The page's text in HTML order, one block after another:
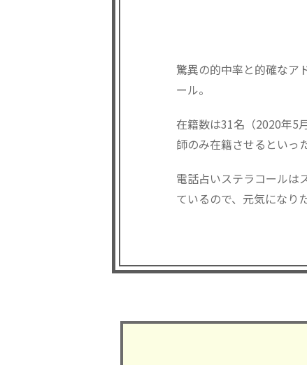
驚異の的中率と的確なア
ール。
在籍数は31名（2020年5
師のみ在籍させるといっ
電話占いステラコールは
ているので、元気になり